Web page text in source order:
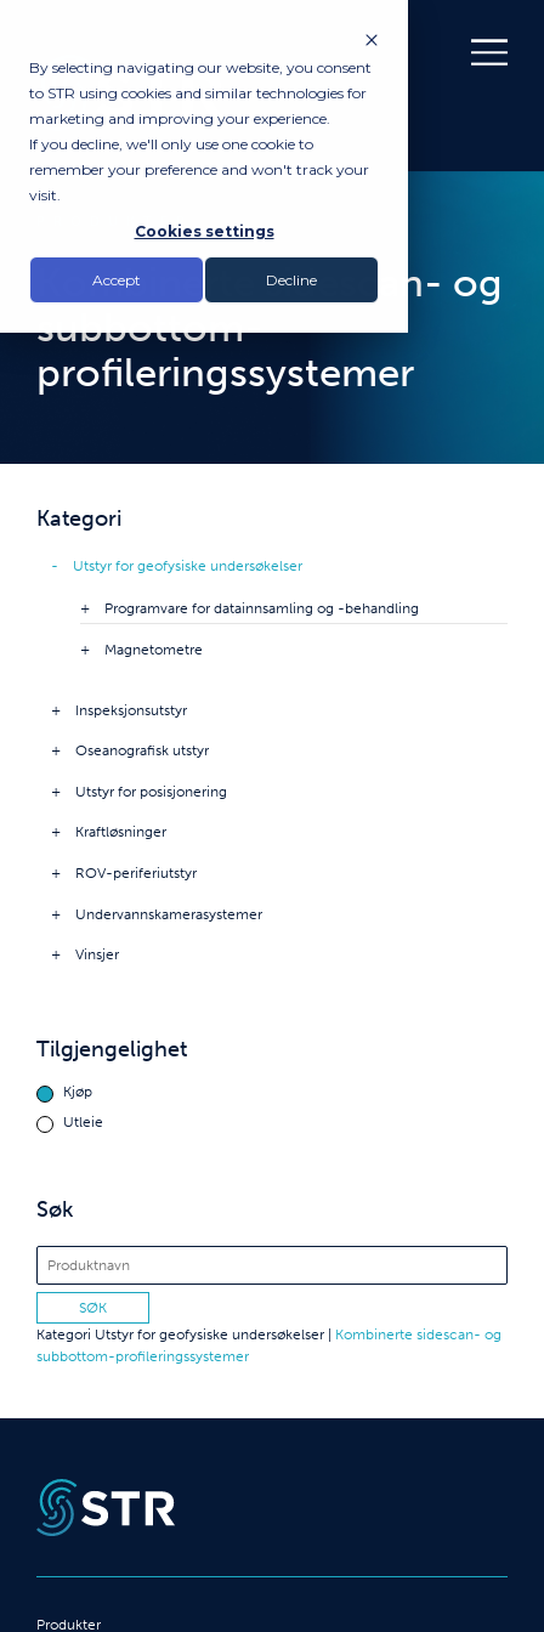
By selecting navigating our website, you consent
to STR using cookies and similar technologies for
marketing and improving your experience.
If you decline, we'll only use one cookie to
remember your preference and won't track your
visit.
Cookies settings
Accept Decline
PRODUKTER
Kombinerte sidescan- og
subbottom-
profileringssystemer
Kategori
Utstyr for geofysiske undersøkelser
Programvare for datainnsamling og -behandling
Magnetometre
Inspeksjonsutstyr
Oseanografisk utstyr
Utstyr for posisjonering
Kraftløsninger
ROV-periferiutstyr
Undervannskamerasystemer
Vinsjer
Tilgjengelighet
Kjøp
Utleie
Søk
Kategori Utstyr for geofysiske undersøkelser
Kombinerte sidescan- og
subbottom-profileringssystemer
Produkter